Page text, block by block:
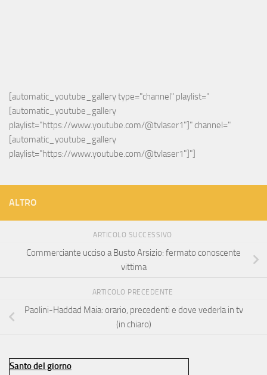
[automatic_youtube_gallery type="channel" playlist="
[automatic_youtube_gallery
playlist="https://www.youtube.com/@tvlaser1"]" channel="
[automatic_youtube_gallery
playlist="https://www.youtube.com/@tvlaser1"]"]
ALTRO
ARTICOLO SUCCESSIVO
Commerciante ucciso a Busto Arsizio: fermato conoscente
vittima
ARTICOLO PRECEDENTE
Paolini-Haddad Maia: orario, precedenti e dove vederla in tv
(in chiaro)
Santo del giorno